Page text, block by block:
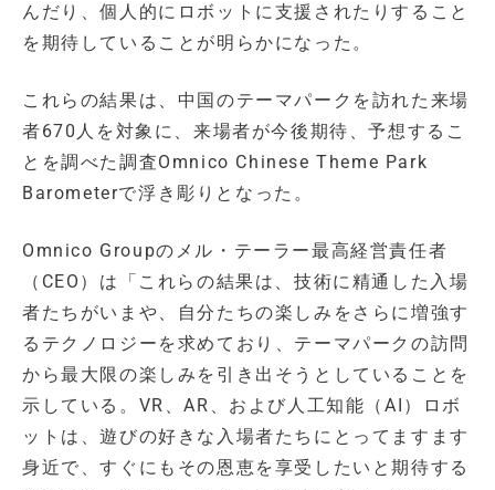
んだり、個人的にロボットに支援されたりすること
を期待していることが明らかになった。
これらの結果は、中国のテーマパークを訪れた来場
者670人を対象に、来場者が今後期待、予想するこ
とを調べた調査Omnico Chinese Theme Park
Barometerで浮き彫りとなった。
Omnico Groupのメル・テーラー最高経営責任者
（CEO）は「これらの結果は、技術に精通した入場
者たちがいまや、自分たちの楽しみをさらに増強す
るテクノロジーを求めており、テーマパークの訪問
から最大限の楽しみを引き出そうとしていることを
示している。VR、AR、および人工知能（AI）ロボ
ットは、遊びの好きな入場者たちにとってますます
身近で、すぐにもその恩恵を享受したいと期待する